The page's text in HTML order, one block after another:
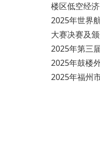
楼区低空经
2025年世界
大赛决赛及
2025年第三
2025年鼓楼
2025年福州